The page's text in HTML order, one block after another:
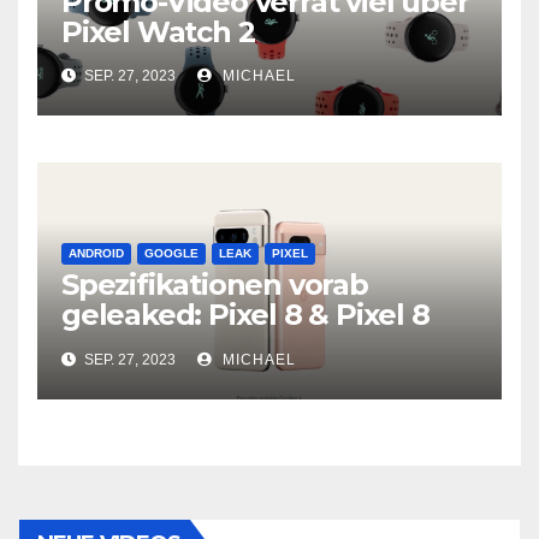
Pixel Watch 2
SEP. 27, 2023 MICHAEL
ANDROID GOOGLE LEAK PIXEL
Spezifikationen vorab
geleaked: Pixel 8 & Pixel 8
ProSEP. 27, 2023 MICHAEL